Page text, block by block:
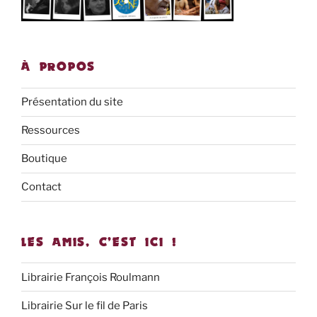
À PROPOS
Présentation du site
Ressources
Boutique
Contact
LES AMIS, C’EST ICI !
Librairie François Roulmann
Librairie Sur le fil de Paris